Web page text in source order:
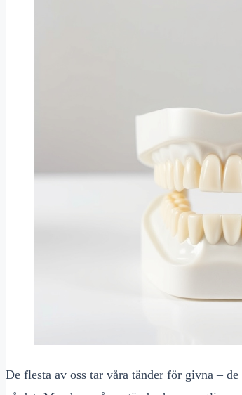
De flesta av oss tar våra tänder för givna –